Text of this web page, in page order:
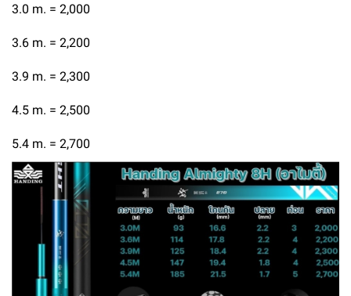
3.0 m. = 2,000
3.6 m. = 2,200
3.9 m. = 2,300
4.5 m. = 2,500
5.4 m. = 2,700